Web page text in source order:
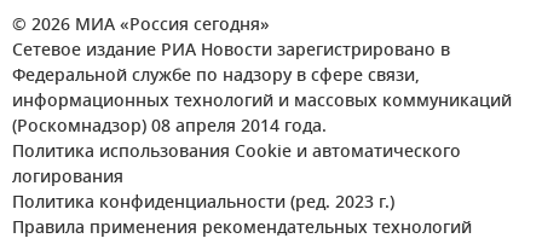
© 2026 МИА «Россия сегодня»
Сетевое издание РИА Новости зарегистрировано в
Федеральной службе по надзору в сфере связи,
информационных технологий и массовых коммуникаций
(Роскомнадзор) 08 апреля 2014 года.
Политика использования Cookie и автоматического
логирования
Политика конфиденциальности (ред. 2023 г.)
Правила применения рекомендательных технологий